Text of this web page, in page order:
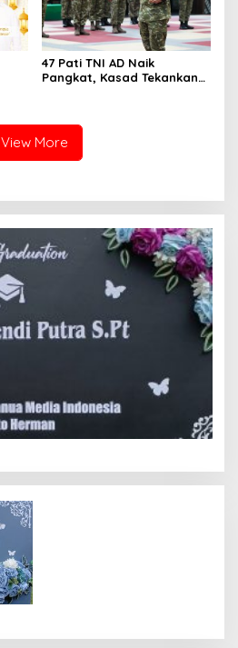
47 Pati TNI AD Naik
Pangkat, Kasad Tekankan
View More